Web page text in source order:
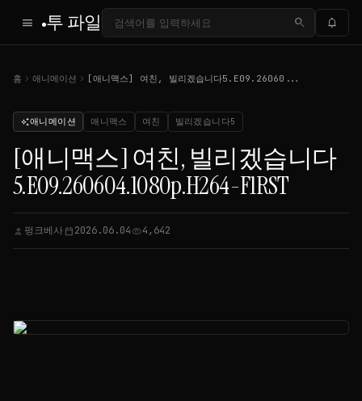
menu 투 파일 search notifications
홈 chevron_right 애니메이션 chevron_right [애니맥스] 여친, 빌리겠습니다5.E09.26060...
auto_awesome애니메이션 애니맥스 여친 빌리겠습니다5
[애니맥스] 여친, 빌리겠습니다
5.E09.260604.1080p.H264-F1RST
person 펑크베사calendar_today2026.06.04visibility4,642